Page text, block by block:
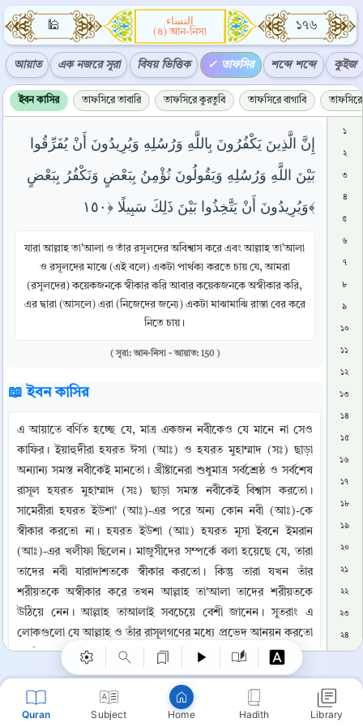
Quran Subject Home Hadith Library
🕌
النساء
(৪) আন-নিসা
১৭৬
আয়াত এক নজরে সূরা বিষয় ভিত্তিক তাফসির শব্দে শব্দে কুইজ
ইবন কাসির তাফসিরে তাবারি তাফসিরে কুরতুবি তাফসিরে বাগাবি তাফসিরে
إِنَّ الَّذِينَ يَكْفُرُونَ بِاللَّهِ وَرُسُلِهِ وَيُرِيدُونَ أَنْ يُفَرِّقُوا
بَيْنَ اللَّهِ وَرُسُلِهِ وَيَقُولُونَ نُؤْمِنُ بِبَعْضٍ وَنَكْفُرُ بِبَعْضٍ
وَيُرِيدُونَ أَنْ يَتَّخِذُوا بَيْنَ ذَلِكَ سَبِيلًا ﴿١٥٠﴾
যারা আল্লাহ তা’আলা ও তাঁর রসূলদের অবিশ্বাস করে এবং আল্লাহ তা’আলা
ও রসূলদের মাঝে (এই বলে) একটা পার্থক্য করতে চায় যে, আমরা
(রসূলদের) কয়েকজনকে স্বীকার করি আবার কয়েকজনকে অস্বীকার করি,
এর দ্বারা (আসলে) এরা (নিজেদের জন্যে) একটা মাঝামাঝি রাস্তা বের করে
নিতে চায়।
( সূরা: আন-নিসা - আয়াত: 150 )
📖 ইবন কাসির
এ আয়াতে বর্ণিত হচ্ছে যে, মাত্র একজন নবীকেও যে মানে না সেও
কাফির। ইয়াহুদীরা হযরত ঈসা (আঃ) ও হযরত মুহাম্মাদ (সঃ) ছাড়া
অন্যান্য সমস্ত নবীকেই মানতো। খ্রীষ্টানেরা শুধুমাত্র সর্বশ্রেষ্ঠ ও সর্বশেষ
রাসূল হযরত মুহাম্মাদ (সঃ) ছাড়া সমস্ত নবীকেই বিশ্বাস করতো।
সামেরীরা হযরত ইউশা’ (আঃ)-এর পরে অন্য কোন নবী (আঃ)-কে
স্বীকার করতো না। হযরত ইউশা (আঃ) হযরত মূসা ইবনে ইমরান
(আঃ)-এর খলীফা ছিলেন। মাজুসীদের সম্পর্কে বলা হয়েছে যে, তারা
তাদের নবী যারাদাশতকে স্বীকার করতো। কিন্তু তারা যখন তাঁর
শরীয়তকে অস্বীকার করে তখন আল্লাহ তা'আলা তাদের শরীয়তকে
উঠিয়ে নেন। আল্লাহ তাআলাই সবচেয়ে বেশী জানেন। সুতরাং এ
লোকগুলো যে আল্লাহ ও তাঁর রাসূলগণের মধ্যে প্রভেদ আনয়ন করতো
অর্থাৎ কোন নবীকে মানতো ও কোন নবীকে মানতো না, তা যে, আল্লাহ
প্রদত্ত দলীলের উপর ভিত্তি করে তা নয়। বরং শুধুমাত্র মনের ইচ্ছা,
অত্যন্ত গোঁড়ামি এবং পূর্ব পুরুষের কথার উপর অন্ধ বিশ্বাসের কারণেই
তারা এরূপ করতো। এর দ্বারা এটাও জানা গেল যে, যে ব্যক্তি মাত্র
১
২
৩
৪
৫
৬
৭
৮
৯
১০
১১
১২
১৩
১৪
১৫
১৬
১৭
১৮
১৯
২০
২১
২২
২৩
২৪
২৬
Copy